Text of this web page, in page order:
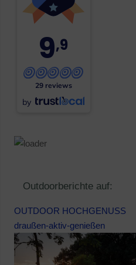
9,9
29 reviews
by
Outdoorberichte auf:
OUTDOOR HOCHGENUSS
draußen-aktiv-genießen